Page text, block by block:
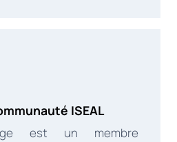
ISEAL
est un membre